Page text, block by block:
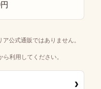
ア公式通販ではありません。
利用してください。
›